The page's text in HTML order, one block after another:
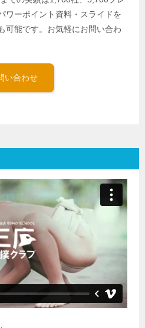
ワーポイント資料・スライドを
可能です。お気軽にお問い合わ
い合わせ